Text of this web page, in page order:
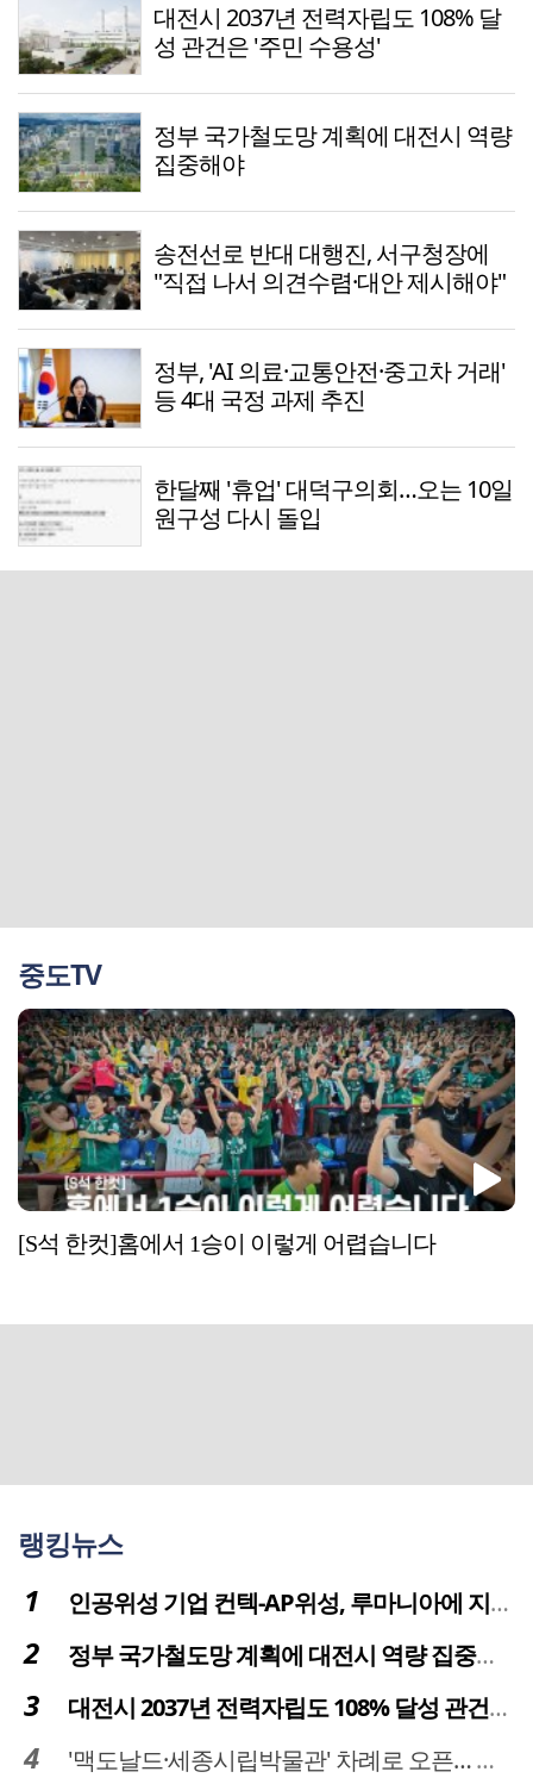
대전시 2037년 전력자립도 108% 달
성 관건은 '주민 수용성'
정부 국가철도망 계획에 대전시 역량
집중해야
송전선로 반대 대행진, 서구청장에
"직접 나서 의견수렴·대안 제시해야"
정부, 'AI 의료·교통안전·중고차 거래'
등 4대 국정 과제 추진
한달째 '휴업' 대덕구의회…오는 10일
원구성 다시 돌입
중도TV
[S석 한컷]홈에서 1승이 이렇게 어렵습니다
랭킹뉴스
인공위성 기업 컨텍-AP위성, 루마니아에 지상국 시스템 전수
정부 국가철도망 계획에 대전시 역량 집중해야
대전시 2037년 전력자립도 108% 달성 관건은 '주민 수용성'
'맥도날드·세종시립박물관' 차례로 오픈… 고운동 정주여건 좋아진다